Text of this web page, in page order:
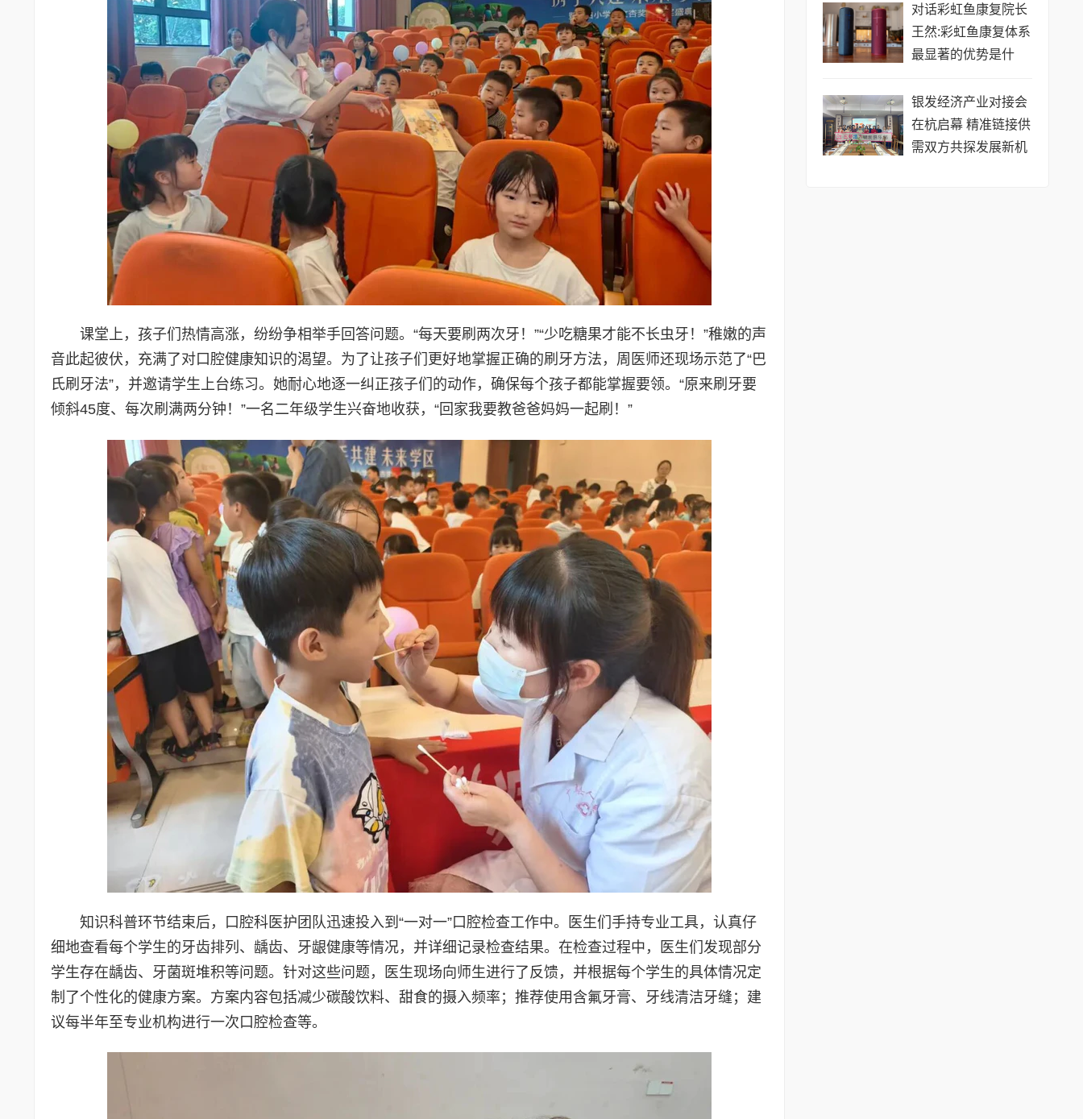
课堂上，孩子们热情高涨，纷纷争相举手回答问题。“每天要刷两次牙！”“少吃糖果才能不长虫牙！”稚嫩的声
音此起彼伏，充满了对口腔健康知识的渴望。为了让孩子们更好地掌握正确的刷牙方法，周医师还现场示范了“巴
氏刷牙法”，并邀请学生上台练习。她耐心地逐一纠正孩子们的动作，确保每个孩子都能掌握要领。“原来刷牙要
倾斜45度、每次刷满两分钟！”一名二年级学生兴奋地收获，“回家我要教爸爸妈妈一起刷！”
知识科普环节结束后，口腔科医护团队迅速投入到“一对一”口腔检查工作中。医生们手持专业工具，认真仔
细地查看每个学生的牙齿排列、龋齿、牙龈健康等情况，并详细记录检查结果。在检查过程中，医生们发现部分
学生存在龋齿、牙菌斑堆积等问题。针对这些问题，医生现场向师生进行了反馈，并根据每个学生的具体情况定
制了个性化的健康方案。方案内容包括减少碳酸饮料、甜食的摄入频率；推荐使用含氟牙膏、牙线清洁牙缝；建
议每半年至专业机构进行一次口腔检查等。
对话彩虹鱼康复院长
王然:彩虹鱼康复体系
最显著的优势是什
银发经济产业对接会
在杭启幕 精准链接供
需双方共探发展新机